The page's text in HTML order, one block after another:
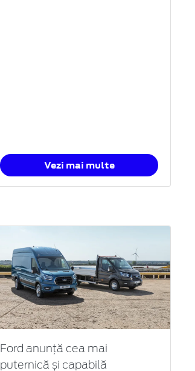
Vezi mai multe
Ford anunță cea mai
puternică și capabilă